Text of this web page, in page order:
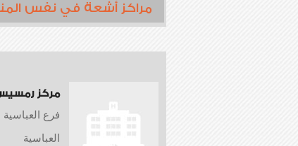
مراكز أشعة في نفس
مركز
فرع العباسية
العباسية